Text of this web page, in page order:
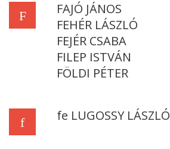
F
FAJÓ JÁNOS
FEHÉR LÁSZLÓ
FEJÉR CSABA
FILEP ISTVÁN
FÖLDI PÉTER
f fe LUGOSSY LÁSZLÓ